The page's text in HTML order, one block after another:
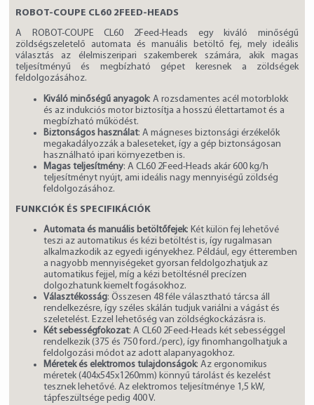
ROBOT-COUPE CL60 2FEED-HEADS
A ROBOT-COUPE CL60 2Feed-Heads egy kiváló minőségű
zöldségszeletelő automata és manuális betöltő fej, mely ideális
választás az élelmiszeripari szakemberek számára, akik magas
teljesítményű és megbízható gépet keresnek a zöldségek
feldolgozásához.
Kiváló minőségű anyagok: A rozsdamentes acél motorblokk
és az indukciós motor biztosítja a hosszú élettartamot és a
megbízható működést.
Biztonságos használat: A mágneses biztonsági érzékelők
megakadályozzák a baleseteket, így a gép biztonságosan
használható ipari környezetben is.
Magas teljesítmény: A CL60 2Feed-Heads akár 600 kg/h
teljesítményt nyújt, ami ideális nagy mennyiségű zöldség
feldolgozásához.
FUNKCIÓK ÉS SPECIFIKÁCIÓK
Automata és manuális betöltőfejek: Két külön fej lehetővé
teszi az automatikus és kézi betöltést is, így rugalmasan
alkalmazkodik az egyedi igényekhez. Például, egy étteremben
a nagyobb mennyiségeket gyorsan feldolgozhatjuk az
automatikus fejjel, míg a kézi betöltésnél precízen
dolgozhatunk kiemelt fogásokhoz.
Választékosság: Összesen 48 féle választható tárcsa áll
rendelkezésre, így széles skálán tudjuk variálni a vágást és
szeletelést. Ezzel lehetőség van zöldségkockázásra is.
Két sebességfokozat: A CL60 2Feed-Heads két sebességgel
rendelkezik (375 és 750 ford./perc), így finomhangolhatjuk a
feldolgozási módot az adott alapanyagokhoz.
Méretek és elektromos tulajdonságok: Az ergonomikus
méretek (404x545x1260mm) könnyű tárolást és kezelést
tesznek lehetővé. Az elektromos teljesítménye 1,5 kW,
tápfeszültsége pedig 400 V.